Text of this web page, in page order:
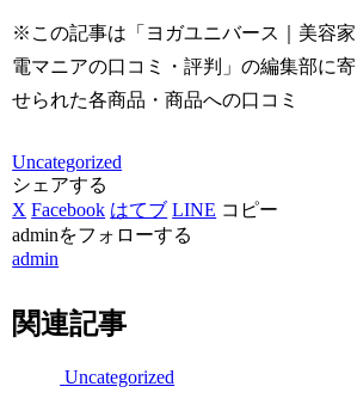
※この記事は「ヨガユニバース｜美容家
電マニアの口コミ・評判」の編集部に寄
せられた各商品・商品への口コミ
Uncategorized
シェアする
X Facebook はてブ LINE コピー
adminをフォローする
admin
関連記事
Uncategorized